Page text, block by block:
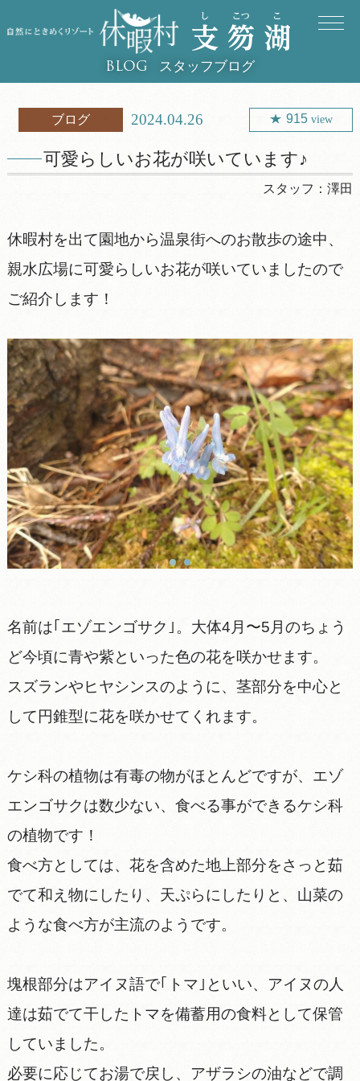
BLOG スタッフブログ
ブログ 2024.04.26 915 view
可愛らしいお花が咲いています♪
スタッフ：澤田
休暇村を出て園地から温泉街へのお散歩の途中、
親水広場に可愛らしいお花が咲いていましたので
ご紹介します！
名前は｢エゾエンゴサク｣。大体4月〜5月のちょう
ど今頃に青や紫といった色の花を咲かせます。
スズランやヒヤシンスのように、茎部分を中心と
して円錐型に花を咲かせてくれます。
ケシ科の植物は有毒の物がほとんどですが、エゾ
エンゴサクは数少ない、食べる事ができるケシ科
の植物です！
食べ方としては、花を含めた地上部分をさっと茹
でて和え物にしたり、天ぷらにしたりと、山菜の
ような食べ方が主流のようです。
塊根部分はアイヌ語で｢トマ｣といい、アイヌの人
達は茹でて干したトマを備蓄用の食料として保管
していました。
必要に応じてお湯で戻し、アザラシの油などで調